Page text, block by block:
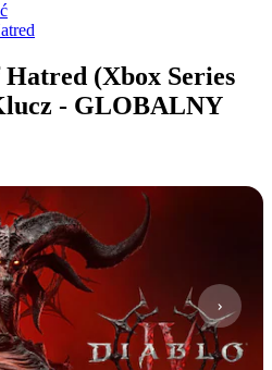
(Xbox Series
- GLOBALNY